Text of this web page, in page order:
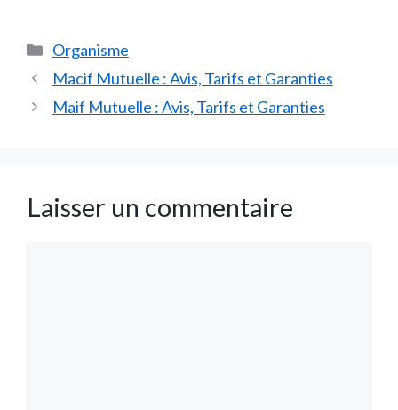
Catégories
Organisme
Macif Mutuelle : Avis, Tarifs et Garanties
Maif Mutuelle : Avis, Tarifs et Garanties
Laisser un commentaire